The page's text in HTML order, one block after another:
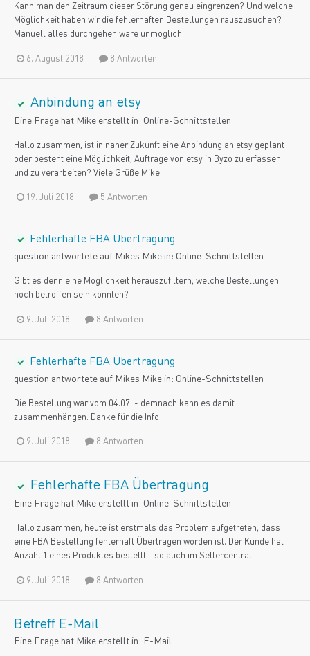
Kann man den Zeitraum dieser Störung genau eingrenzen? Und welche
Möglichkeit haben wir die fehlerhaften Bestellungen rauszusuchen?
Manuell alles durchgehen wäre unmöglich.
6. August 2018 8 Antworten
Anbindung an etsy
Eine Frage hat Mike erstellt in: Online-Schnittstellen
Hallo zusammen, ist in naher Zukunft eine Anbindung an etsy geplant
oder besteht eine Möglichkeit, Auftrage von etsy in Byzo zu erfassen
und zu verarbeiten? Viele Grüße Mike
19. Juli 2018 5 Antworten
Fehlerhafte FBA Übertragung
question antwortete auf Mikes Mike in: Online-Schnittstellen
Gibt es denn eine Möglichkeit herauszufiltern, welche Bestellungen
noch betroffen sein könnten?
9. Juli 2018 8 Antworten
Fehlerhafte FBA Übertragung
question antwortete auf Mikes Mike in: Online-Schnittstellen
Die Bestellung war vom 04.07. - demnach kann es damit
zusammenhängen. Danke für die Info!
9. Juli 2018 8 Antworten
Fehlerhafte FBA Übertragung
Eine Frage hat Mike erstellt in: Online-Schnittstellen
Hallo zusammen, heute ist erstmals das Problem aufgetreten, dass
eine FBA Bestellung fehlerhaft Übertragen worden ist. Der Kunde hat
Anzahl 1 eines Produktes bestellt - so auch im Sellercentral...
9. Juli 2018 8 Antworten
Betreff E-Mail
Eine Frage hat Mike erstellt in: E-Mail